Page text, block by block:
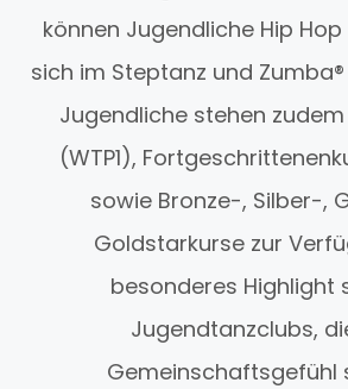
können Jugendliche Hip
sich im Steptanz und
Jugendliche stehen
(WTP1),
sowie Bronze-, Silber-,
Goldstarkurse zur
besonderes Highlight
Jugendtanzclubs,
Gemeinschaftsgefühl